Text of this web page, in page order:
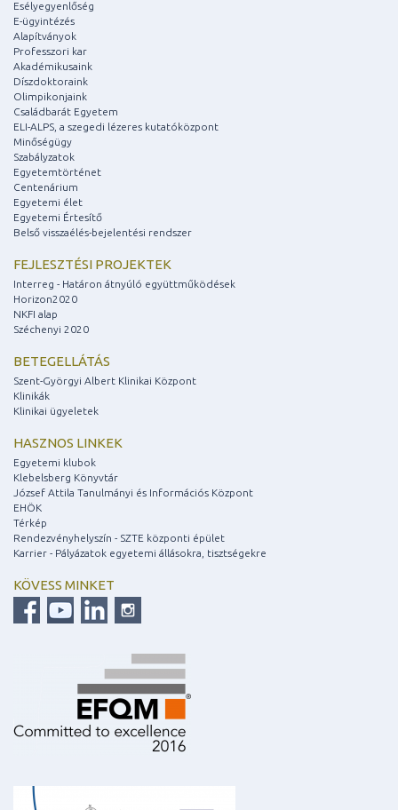
Esélyegyenlőség
E-ügyintézés
Alapítványok
Professzori kar
Akadémikusaink
Díszdoktoraink
Olimpikonjaink
Családbarát Egyetem
ELI-ALPS, a szegedi lézeres kutatóközpont
Minőségügy
Szabályzatok
Egyetemtörténet
Centenárium
Egyetemi élet
Egyetemi Értesítő
Belső visszaélés-bejelentési rendszer
FEJLESZTÉSI PROJEKTEK
Interreg - Határon átnyúló együttműködések
Horizon2020
NKFI alap
Széchenyi 2020
BETEGELLÁTÁS
Szent-Györgyi Albert Klinikai Központ
Klinikák
Klinikai ügyeletek
HASZNOS LINKEK
Egyetemi klubok
Klebelsberg Könyvtár
József Attila Tanulmányi és Információs Központ
EHÖK
Térkép
Rendezvényhelyszín - SZTE központi épület
Karrier - Pályázatok egyetemi állásokra, tisztségekre
KÖVESS MINKET